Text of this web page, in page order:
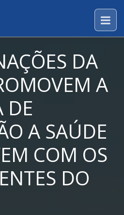
DA
A
DE
A SAÚDE
COM OS
DO